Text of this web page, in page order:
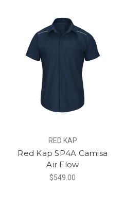
RED KAP
Red Kap SP4A Camisa
Air Flow
$549.00